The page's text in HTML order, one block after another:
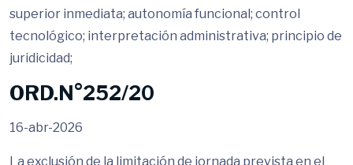
superior inmediata; autonomía funcional; control
tecnológico; interpretación administrativa; principio de
juridicidad;
ORD.N°252/20
16-abr-2026
La exclusión de la limitación de jornada prevista en el